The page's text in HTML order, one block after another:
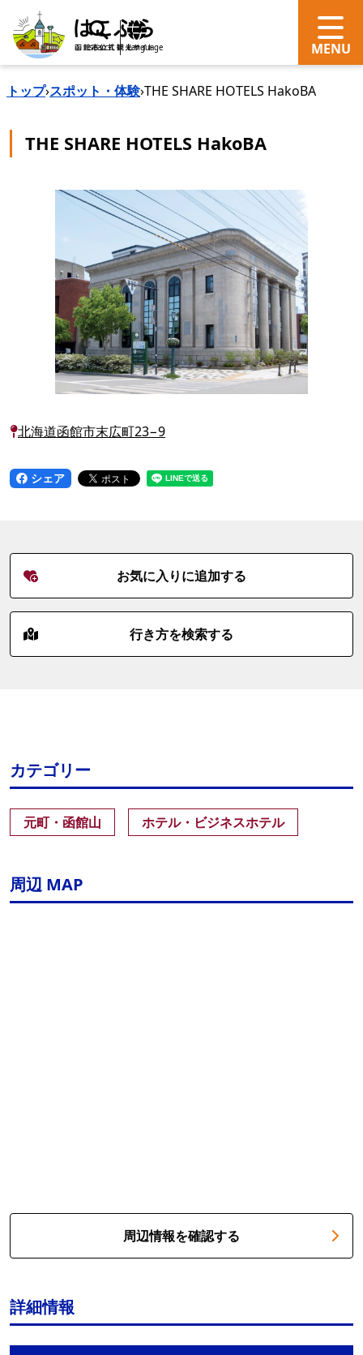
search Language
トップ›スポット・体験›THE SHARE HOTELS HakoBA
THE SHARE HOTELS HakoBA
北海道函館市末広町23−9
シェア
お気に入りに追加する
行き方を検索する
カテゴリー
元町・函館山 ホテル・ビジネスホテル
周辺 MAP
周辺情報を確認する
詳細情報